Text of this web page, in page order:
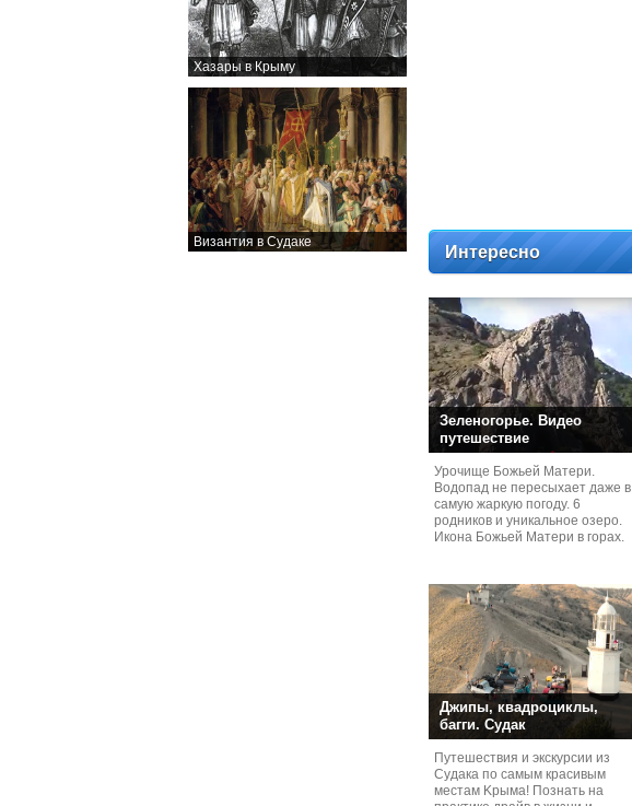
Хазары в Крыму
Византия в Судаке
Интересно
Зеленогорье. Видео
путешествие
Урочище Божьей Матери.
Водопад не пересыхает даже в
самую жаркую погоду. 6
родников и уникальное озеро.
Икона Божьей Матери в горах.
Джипы, квадроциклы,
багги. Судак
Путешествия и экскурcии из
Судaка по самым красивым
местам Kрыма! Познать на